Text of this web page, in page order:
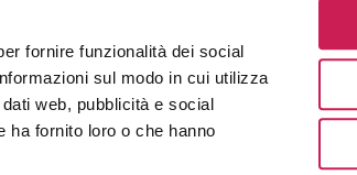
fornire funzionalità dei social
sul modo in cui utilizza
web, pubblicità e social
ha fornito loro o che hanno